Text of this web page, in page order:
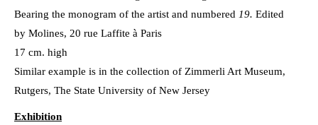
Bearing the monogram of the artist and numbered 19. Edited
by Molines, 20 rue Laffite à Paris
17 cm. high
Similar example is in the collection of Zimmerli Art Museum,
Rutgers, The State University of New Jersey
Exhibition